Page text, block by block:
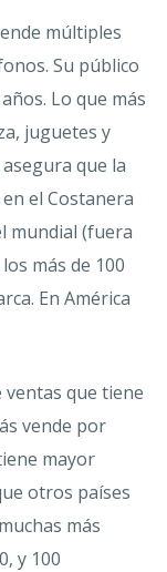
múltiples
Su público
Lo que más
juguetes y
que la
el Costanera
mundial (fuera
más de 100
En América
ventas que tiene
vende por
mayor
otros países
más
y 100